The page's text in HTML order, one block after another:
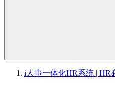
i人事一体化HR系统 | HR